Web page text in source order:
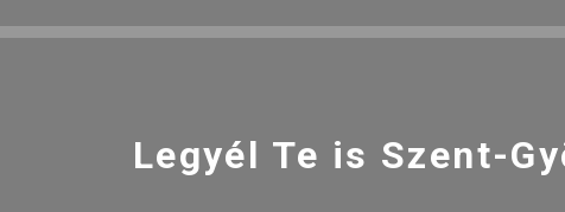
Legyél Te is Szent-